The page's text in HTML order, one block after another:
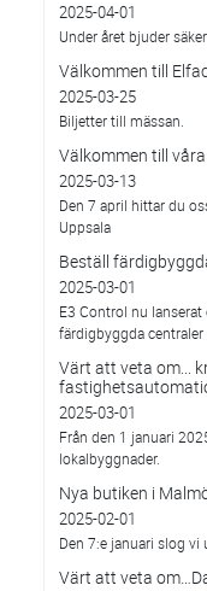
2025-04-01
Under året bjuder
Välkommen till
2025-03-25
Biljetter till mässan.
Välkommen till
2025-03-13
Den 7 april hittar du
Uppsala
Beställ
2025-03-01
E3 Control nu
färdigbyggda centraler
Värt att veta om...
2025-03-01
Från den 1 januari
lokalbyggnader.
Nya butiken i
2025-02-01
Den 7:e januari slog vi
Värt att veta